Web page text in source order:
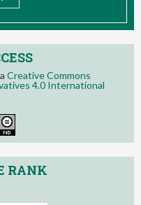
Creative Commons
4.0 International
RANK